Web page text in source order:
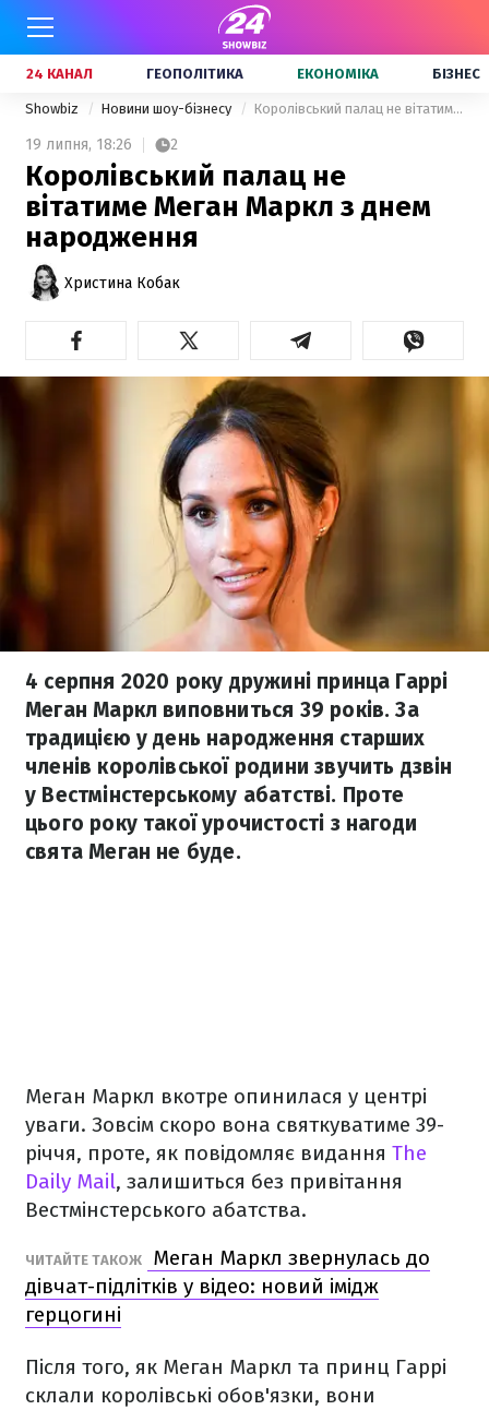
24 КАНАЛ ГЕОПОЛІТИКА ЕКОНОМІКА БІЗНЕС
Showbiz Новини шоу-бізнесу Королівський палац не вітатиме Меган Маркл з днем народження
19 липня, 18:26 2
Королівський палац не
вітатиме Меган Маркл з днем
народження
Христина Кобак
4 серпня 2020 року дружині принца Гаррі
Меган Маркл виповниться 39 років. За
традицією у день народження старших
членів королівської родини звучить дзвін
у Вестмінстерському абатстві. Проте
цього року такої урочистості з нагоди
свята Меган не буде.
Меган Маркл вкотре опинилася у центрі
уваги. Зовсім скоро вона святкуватиме 39-
річчя, проте, як повідомляє видання The
Daily Mail, залишиться без привітання
Вестмінстерського абатства.
ЧИТАЙТЕ ТАКОЖ
Меган Маркл звернулась до
дівчат-підлітків у відео: новий імідж
герцогині
Після того, як Меган Маркл та принц Гаррі
склали королівські обов'язки, вони